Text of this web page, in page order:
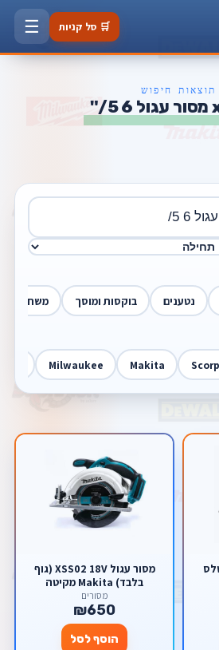
🛒 סל קניות ☰
תוצאות חיפוש
נטענים בוקסות ומוסך משחזות
Makita
Milwaukee
מסור עגול XSS02 18V (גוף
בלבד) Makita מקיטה
מסורים
₪650
הוסף לסל